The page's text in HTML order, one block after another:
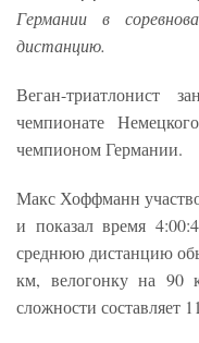
Германии в
дистанцию.
Веган-триатлонист
чемпионате
чемпионом Германии.
Макс Хоффманн
и показал время
среднюю дистанцию
км, велогонку на
сложности составляет